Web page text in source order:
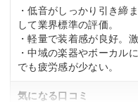
・低音がしっかり引き締
して業界標準の評価。
・軽量で装着感が良好。
・中域の楽器やボーカル
でも疲労感が少ない。
気になる口コミ